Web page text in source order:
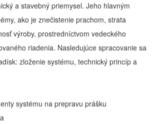
a stavebný priemysel. Jeho hlavným
ako je znečistenie prachom, strata
výroby, prostredníctvom vedeckého
riadenia. Nasledujúce spracovanie sa
zloženie systému, technický princíp a
systému na prepravu prášku